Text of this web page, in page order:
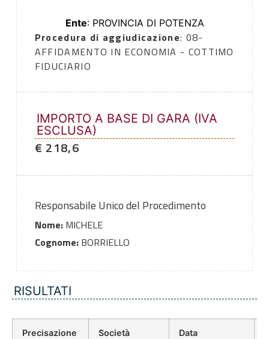
Ente: PROVINCIA DI POTENZA
Procedura di aggiudicazione: 08-
AFFIDAMENTO IN ECONOMIA - COTTIMO
FIDUCIARIO
IMPORTO A BASE DI GARA (IVA
ESCLUSA)
€ 218,6
Responsabile Unico del Procedimento
Nome:MICHELE
Cognome:BORRIELLO
RISULTATI
Precisazione
Società
Data